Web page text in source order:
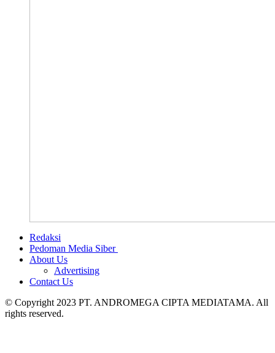
Redaksi
Pedoman Media Siber
About Us
Advertising
Contact Us
© Copyright 2023 PT. ANDROMEGA CIPTA MEDIATAMA. All
rights reserved.